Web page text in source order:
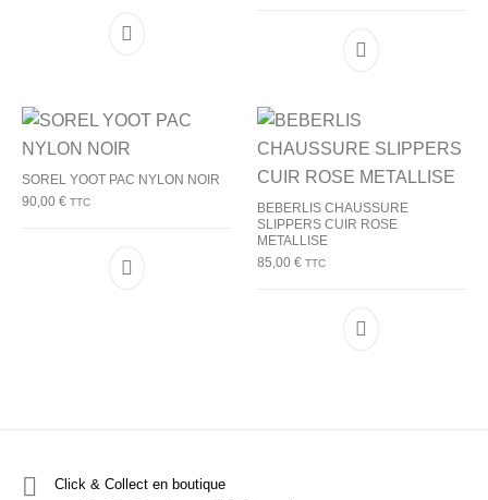
Ce produit a plusieurs variations. Les options
Ce produit a
SOREL YOOT PAC NYLON NOIR
90,00€ TTC
Ce produit a plusieurs variations. Les options
BEBERLIS CHAUSSURE
SLIPPERS CUIR ROSE
METALLISE
85,00 € TTC
Ce produit a
Click & Collect en boutique